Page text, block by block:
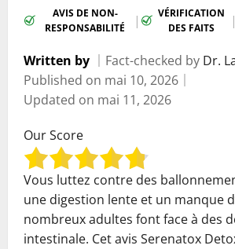
AVIS DE NON-
RESPONSABILITÉ
|
VÉRIFICATION
DES FAITS
|
Written by Fact-checked by Dr.
Published on mai 10, 2026
Updated on mai 11, 2026
Our Score
Vous luttez contre des
une digestion lente et un manque
nombreux adultes font face à des
intestinale. Cet avis Serenatox